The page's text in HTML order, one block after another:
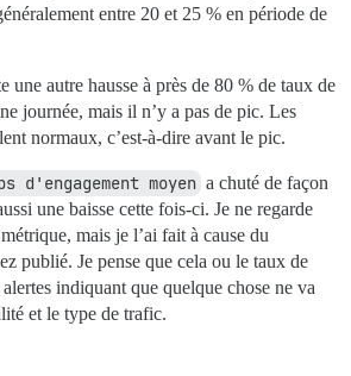
entre 20 et 25 % en période de
une autre hausse à près de 80 % de taux de
journée, mais il n’y a pas de pic. Les
normaux, c’est-à-dire avant le pic.
d'engagement moyen a chuté de façon
une baisse cette fois-ci. Je ne regarde
mais je l’ai fait à cause du
publié. Je pense que cela ou le taux de
indiquant que quelque chose ne va
et le type de trafic.